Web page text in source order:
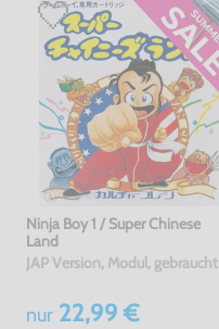
Ninja Boy 1 / Super Chinese
Land
JAP Version, Modul, gebraucht
nur22,99 €